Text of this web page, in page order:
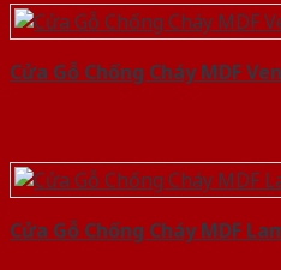
Cửa Gỗ Chống Cháy MDF
Cửa Gỗ Chống Cháy MDF